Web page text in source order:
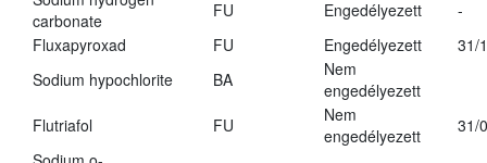
carbonate
FU Engedélyezett
-
Fluxapyroxad
FU Engedélyezett
31/
Sodium hypochlorite
BA
Nem
engedélyezett
Flutriafol
FU
Nem
engedélyezett
31/